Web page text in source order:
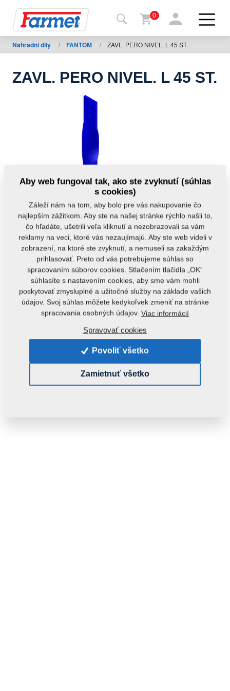
Späť
na
stiahnutie
0
Nahradni dily / FANTOM / ZAVL. PERO NIVEL. L 45 ST.
ZAVL. PERO NIVEL. L 45 ST.
Kód produktu: 4006838
Tento diel je použiteľný aj pre nasledovné stroje:
3,0190 Kg
Aby web fungoval tak, ako ste zvyknutí (súhlas
s cookies)
Záleží nám na tom, aby bolo pre vás nakupovanie čo
najlepším zážitkom. Aby ste na našej stránke rýchlo našli to,
čo hľadáte, ušetrili veľa kliknutí a nezobrazovali sa vám
reklamy na veci, ktoré vás nezaujímajú. Aby ste web videli v
zobrazení, na ktoré ste zvyknutí, a nemuseli sa zakaždým
prihlasovať. Preto od vás potrebujeme súhlas so
spracovaním súborov cookies. Stlačením tlačidla „OK“
súhlasíte s nastavením cookies, aby sme vám mohli
poskytovať zmysluplné a užitočné služby na základe vašich
údajov. Svoj súhlas môžete kedykoľvek zmeniť na stránke
spracovania osobných údajov. Viac informácií
Spravovať cookies
Povoliť všetko
Zamietnuť všetko